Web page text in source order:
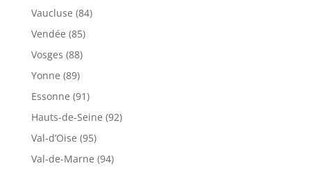
Vaucluse (84)
Vendée (85)
Vosges (88)
Yonne (89)
Essonne (91)
Hauts-de-Seine (92)
Val-d’Oise (95)
Val-de-Marne (94)